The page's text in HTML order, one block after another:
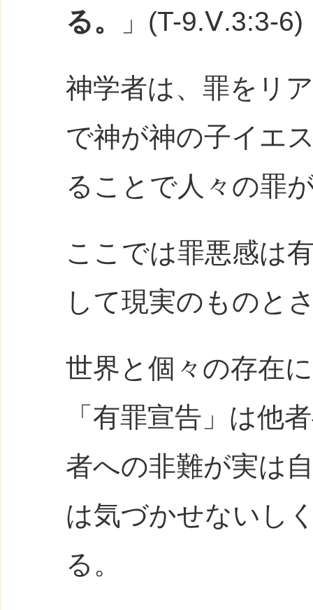
る。
」(T-9.Ⅴ.3:3-6)
神学者は、罪をリ
で神が神の子イエ
ることで人々の罪
ここでは罪悪感は
して現実のものと
世界と個々の存在
「有罪宣告」は他
者への非難が実は
は気づかせないし
る。